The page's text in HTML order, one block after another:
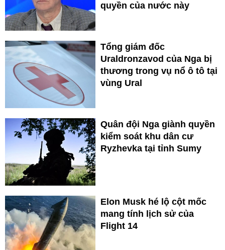
quyền của nước này
Tổng giám đốc
Uraldronzavod của Nga bị
thương trong vụ nổ ô tô tại
vùng Ural
Quân đội Nga giành quyền
kiểm soát khu dân cư
Ryzhevka tại tỉnh Sumy
Elon Musk hé lộ cột mốc
mang tính lịch sử của
Flight 14